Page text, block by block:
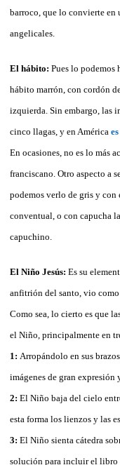
barroco, que lo convierte
angelicales.
El hábito: Pues lo podemos
hábito marrón, con cordón
izquierda. Sin embargo, las
cinco llagas, y en América
En ocasiones, no es lo más
franciscano. Otro aspecto a
podemos verlo de gris y
conventual, o con capucha
capuchino.
El Niño Jesús: Es su
anfitrión del santo, vio como
Como sea, lo cierto es que
el Niño, principalmente en
1: Arropándolo en sus
imágenes de gran expresión
2: El Niño baja del cielo
esta forma los lienzos y las
3: El Niño sienta cátedra
solución para incluir el libro